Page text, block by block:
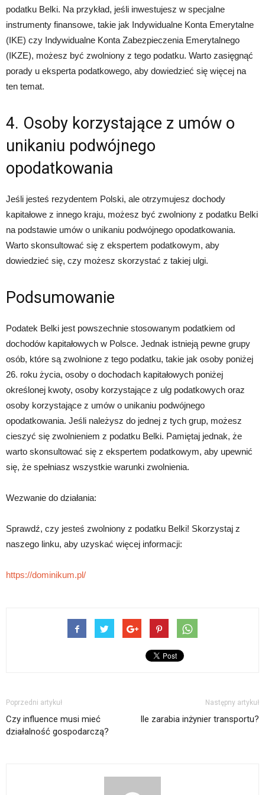
podatku Belki. Na przykład, jeśli inwestujesz w specjalne
instrumenty finansowe, takie jak Indywidualne Konta Emerytalne
(IKE) czy Indywidualne Konta Zabezpieczenia Emerytalnego
(IKZE), możesz być zwolniony z tego podatku. Warto zasięgnąć
porady u eksperta podatkowego, aby dowiedzieć się więcej na
ten temat.
4. Osoby korzystające z umów o
unikaniu podwójnego
opodatkowania
Jeśli jesteś rezydentem Polski, ale otrzymujesz dochody
kapitałowe z innego kraju, możesz być zwolniony z podatku Belki
na podstawie umów o unikaniu podwójnego opodatkowania.
Warto skonsultować się z ekspertem podatkowym, aby
dowiedzieć się, czy możesz skorzystać z takiej ulgi.
Podsumowanie
Podatek Belki jest powszechnie stosowanym podatkiem od
dochodów kapitałowych w Polsce. Jednak istnieją pewne grupy
osób, które są zwolnione z tego podatku, takie jak osoby poniżej
26. roku życia, osoby o dochodach kapitałowych poniżej
określonej kwoty, osoby korzystające z ulg podatkowych oraz
osoby korzystające z umów o unikaniu podwójnego
opodatkowania. Jeśli należysz do jednej z tych grup, możesz
cieszyć się zwolnieniem z podatku Belki. Pamiętaj jednak, że
warto skonsultować się z ekspertem podatkowym, aby upewnić
się, że spełniasz wszystkie warunki zwolnienia.
Wezwanie do działania:
Sprawdź, czy jesteś zwolniony z podatku Belki! Skorzystaj z
naszego linku, aby uzyskać więcej informacji:
https://dominikum.pl/
Poprzedni artykuł
Czy influence musi mieć
działalność gospodarczą?
Następny artykuł
Ile zarabia inżynier transportu?